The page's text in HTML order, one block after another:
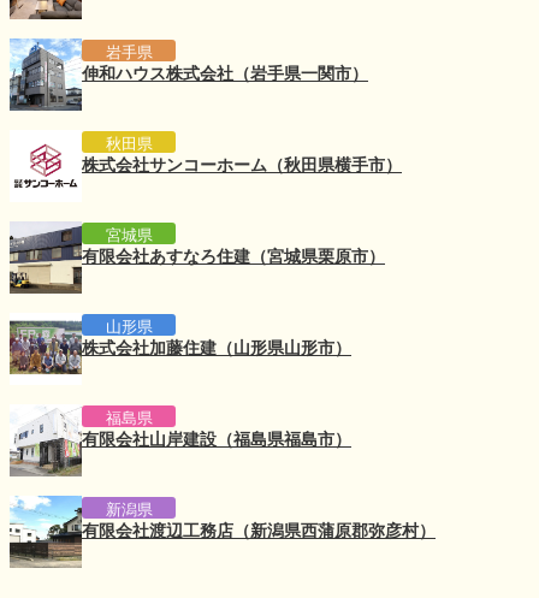
岩手県
伸和ハウス株式会社（岩手県一関市）
秋田県
株式会社サンコーホーム（秋田県横手市）
宮城県
有限会社あすなろ住建（宮城県栗原市）
山形県
株式会社加藤住建（山形県山形市）
福島県
有限会社山岸建設（福島県福島市）
新潟県
有限会社渡辺工務店（新潟県西蒲原郡弥彦村）